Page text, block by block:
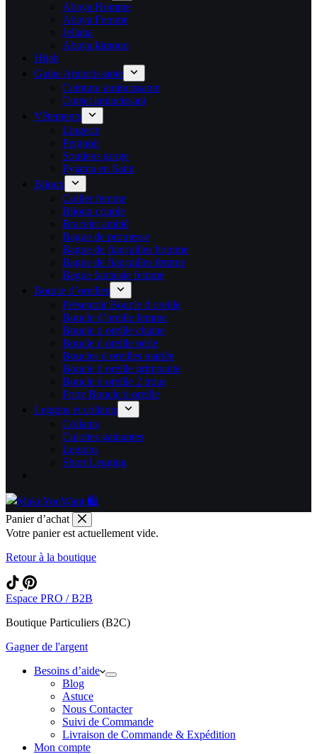
Abaya Homme
Abaya Femme
Jellaba
Abaya kimono
Hijab
Gaine Amincissante
Ceinture amincissante
Corset amincissant
Vêtements
Lingerie
Peignoir
Soutiens gorge
Pyjama en Satin
Bijoux
Collier femme
Bijoux couple
Bracelet amitié
Bague de promesse
Bague de fiançailles homme
Bague de fiançailles femme
Bague fantaisie femme
Boucle d’oreilles
Présentoir Boucle d oreille
Boucle d’oreille femme
Boucle d oreille chaine
Boucle d oreille perle
Boucles d oreilles mariée
Boucle d oreille grimpante
Boucle d oreille 2 trous
Porte Boucle d oreille
Leggins et collants
Collants
Culottes gainantes
Leggins
Short Legging
Panier d’achat
Votre panier est actuellement vide.
Retour à la boutique
Espace PRO / B2B
Boutique Particuliers (B2C)
Gagner de l'argent
Besoins d’aide
Blog
Astuce
Nous Contacter
Suivi de Commande
Livraison de Commande & Expédition
Mon compte